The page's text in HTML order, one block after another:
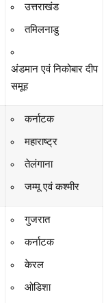
उत्तराखंड
तमिलनाडु
अंडमान एवं निकोबार दीप
समूह
कर्नाटक
महाराष्ट्र
तेलंगाना
जम्मू एवं कश्मीर
गुजरात
कर्नाटक
केरल
ओडिशा